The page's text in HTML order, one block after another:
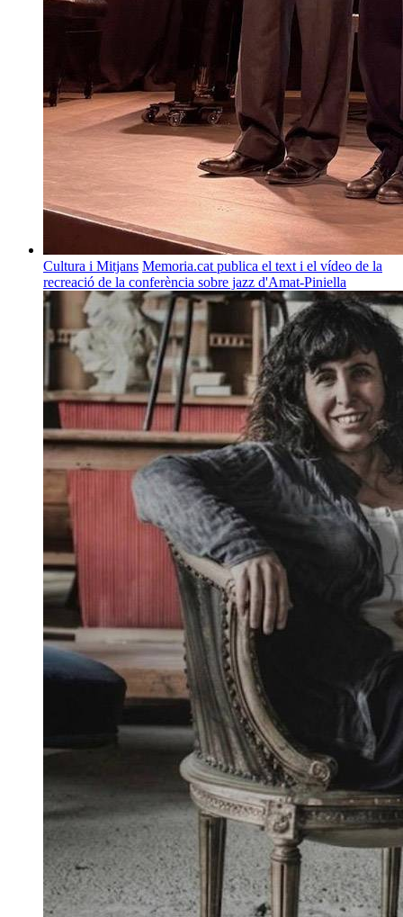
Cultura i Mitjans Memoria.cat publica el text i el vídeo de la
recreació de la conferència sobre jazz d'Amat-Piniella